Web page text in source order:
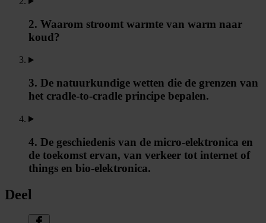
2. Waarom stroomt warmte van warm naar
koud?
3. De natuurkundige wetten die de grenzen van
het cradle-to-cradle principe bepalen.
4. De geschiedenis van de micro-elektronica en
de toekomst ervan, van verkeer tot internet of
things en bio-elektronica.
Deel